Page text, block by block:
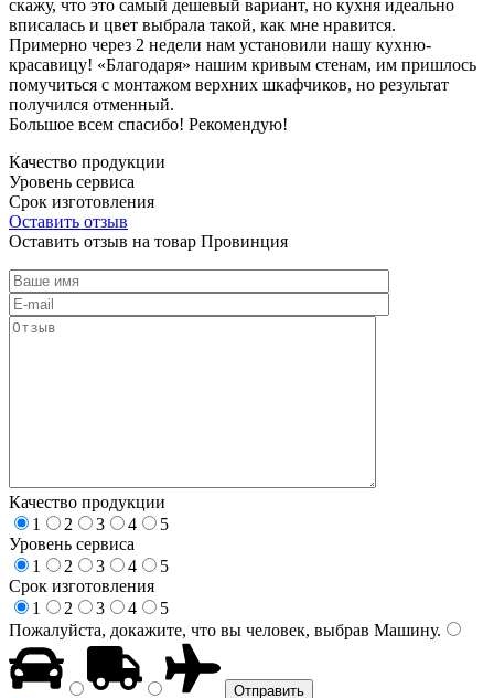
скажу, что это самый дешевый вариант, но кухня идеально
вписалась и цвет выбрала такой, как мне нравится.
Примерно через 2 недели нам установили нашу кухню-
красавицу! «Благодаря» нашим кривым стенам, им пришлось
помучиться с монтажом верхних шкафчиков, но результат
получился отменный.
Большое всем спасибо! Рекомендую!
Качество продукции
Уровень сервиса
Срок изготовления
Оставить отзыв
Оставить отзыв на товар Провинция
Качество продукции
1
2 3 4
5
Уровень сервиса
1
2 3 4
5
Срок изготовления
1
2 3 4
5
Пожалуйста, докажите, что вы человек, выбрав Машину.